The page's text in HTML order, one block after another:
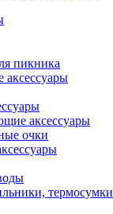
пикника
аксессуары
аксессуары
очки
термосумки